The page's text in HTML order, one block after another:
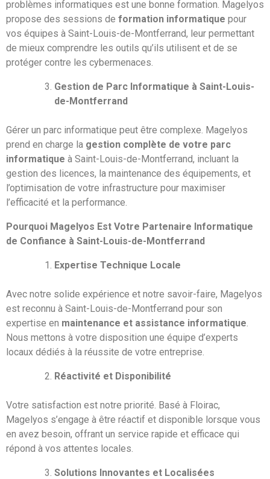
problèmes informatiques est une bonne formation. Magelyos
propose des sessions de formation informatique pour
vos équipes à Saint-Louis-de-Montferrand, leur permettant
de mieux comprendre les outils qu’ils utilisent et de se
protéger contre les cybermenaces.
Gestion de Parc Informatique à Saint-Louis-
de-Montferrand
Gérer un parc informatique peut être complexe. Magelyos
prend en charge la gestion complète de votre parc
informatique à Saint-Louis-de-Montferrand, incluant la
gestion des licences, la maintenance des équipements, et
l’optimisation de votre infrastructure pour maximiser
l’efficacité et la performance.
Pourquoi Magelyos Est Votre Partenaire Informatique
de Confiance à Saint-Louis-de-Montferrand
Expertise Technique Locale
Avec notre solide expérience et notre savoir-faire, Magelyos
est reconnu à Saint-Louis-de-Montferrand pour son
expertise en maintenance et assistance informatique.
Nous mettons à votre disposition une équipe d’experts
locaux dédiés à la réussite de votre entreprise.
Réactivité et Disponibilité
Votre satisfaction est notre priorité. Basé à Floirac,
Magelyos s’engage à être réactif et disponible lorsque vous
en avez besoin, offrant un service rapide et efficace qui
répond à vos attentes locales.
Solutions Innovantes et Localisées